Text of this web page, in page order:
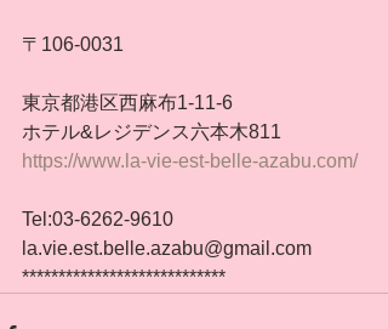
〒106-0031
東京都港区西麻布1-11-6
ホテル&レジデンス六本木811
https://www.la-vie-est-belle-azabu.com/
Tel:03-6262-9610
la.vie.est.belle.azabu@gmail.com
****************************